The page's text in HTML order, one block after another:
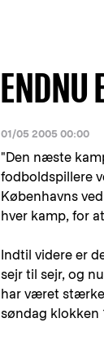
ENDNU
01/05 2005 00:00
"Den næste
fodboldspillere
Københavns
hver kamp, for
Indtil videre er
sejr til sejr, og
har været stærke
søndag klokken